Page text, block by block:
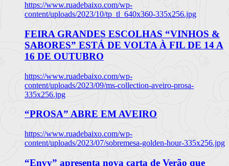
https://www.ruadebaixo.com/wp-
content/uploads/2023/10/tp_tl_640x360-335x256.jpg
FEIRA GRANDES ESCOLHAS “VINHOS &
SABORES” ESTÁ DE VOLTA À FIL DE 14 A
16 DE OUTUBRO
https://www.ruadebaixo.com/wp-
content/uploads/2023/09/ms-collection-aveiro-prosa-
335x256.jpg
“PROSA” ABRE EM AVEIRO
https://www.ruadebaixo.com/wp-
content/uploads/2023/07/sobremesa-golden-hour-335x256.jpg
“Envy” apresenta nova carta de Verão que